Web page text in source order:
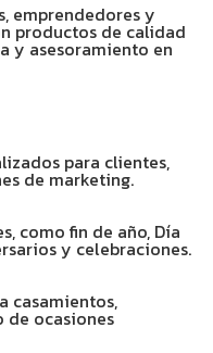
emprendedores y
productos de calidad
y asesoramiento en
para clientes,
de marketing.
como fin de año, Día
y celebraciones.
casamientos,
de ocasiones